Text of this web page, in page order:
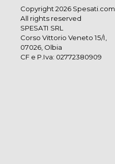
Copyright 2026 Spesati.com
All rights reserved
SPESATI SRL
Corso Vittorio Veneto 15/I,
07026, Olbia
CF e P.Iva: 02772380909